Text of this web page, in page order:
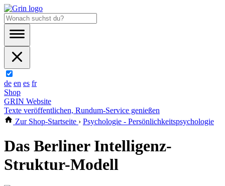
de en es fr
Shop
GRIN Website
Texte veröffentlichen, Rundum-Service genießen
Zur Shop-Startseite › Psychologie - Persönlichkeitspsychologie
Das Berliner Intelligenz-
Struktur-Modell